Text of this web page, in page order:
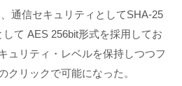
通信セキュリティとしてSHA-25
て AES 256bit形式を採用してお
ュリティ・レベルを保持しつつフ
クリックで可能になった。